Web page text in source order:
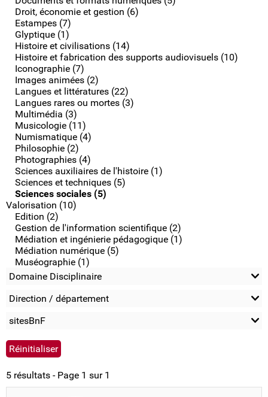
Droit, économie et gestion (6)
Estampes (7)
Glyptique (1)
Histoire et civilisations (14)
Histoire et fabrication des supports audiovisuels (10)
Iconographie (7)
Images animées (2)
Langues et littératures (22)
Langues rares ou mortes (3)
Multimédia (3)
Musicologie (11)
Numismatique (4)
Philosophie (2)
Photographies (4)
Sciences auxiliaires de l'histoire (1)
Sciences et techniques (5)
Sciences sociales (5)
Valorisation (10)
Edition (2)
Gestion de l'information scientifique (2)
Médiation et ingénierie pédagogique (1)
Médiation numérique (5)
Muséographie (1)
Domaine Disciplinaire
Direction / département
sitesBnF
5 résultats - Page 1 sur 1